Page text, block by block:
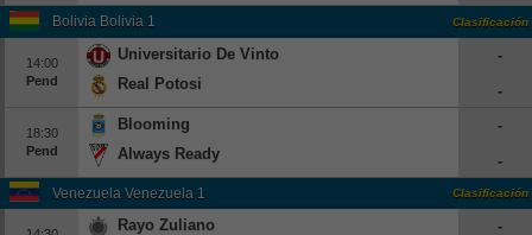
Bolivia Bolivia 1 Clasificación
14:00
Pend
Universitario De Vinto
Real Potosi
-
-
18:30
Pend
Blooming
Always Ready
-
-
Venezuela Venezuela 1 Clasificación
Rayo Zuliano -
España
ACB
Estados Unidos
NBA
Tenis